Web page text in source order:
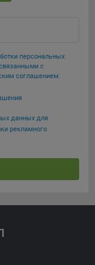
персональных
с
соглашением:
данных для
рекламного